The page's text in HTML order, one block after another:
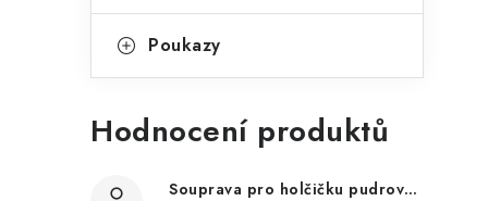
Poukazy
Hodnocení produktů
Souprava pro holčičku pudrově růžová, ptáčci květy